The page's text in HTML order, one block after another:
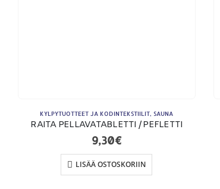
KYLPYTUOTTEET JA KODINTEKSTIILIT, SAUNA
RAITA PELLAVATABLETTI / PEFLETTI
9,30€
LISÄÄ OSTOSKORIIN